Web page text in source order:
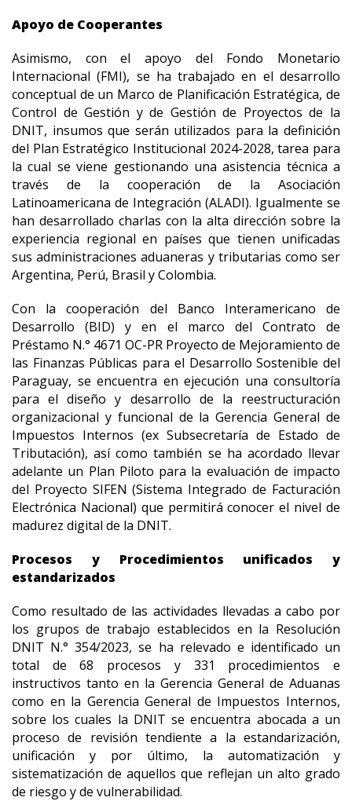
Apoyo de Cooperantes
Asimismo, con el apoyo del Fondo Monetario
Internacional (FMI), se ha trabajado en el desarrollo
conceptual de un Marco de Planificación Estratégica, de
Control de Gestión y de Gestión de Proyectos de la
DNIT, insumos que serán utilizados para la definición
del Plan Estratégico Institucional 2024-2028, tarea para
la cual se viene gestionando una asistencia técnica a
través de la cooperación de la Asociación
Latinoamericana de Integración (ALADI). Igualmente se
han desarrollado charlas con la alta dirección sobre la
experiencia regional en países que tienen unificadas
sus administraciones aduaneras y tributarias como ser
Argentina, Perú, Brasil y Colombia.
Con la cooperación del Banco Interamericano de
Desarrollo (BID) y en el marco del Contrato de
Préstamo N.° 4671 OC-PR Proyecto de Mejoramiento de
las Finanzas Públicas para el Desarrollo Sostenible del
Paraguay, se encuentra en ejecución una consultoría
para el diseño y desarrollo de la reestructuración
organizacional y funcional de la Gerencia General de
Impuestos Internos (ex Subsecretaría de Estado de
Tributación), así como también se ha acordado llevar
adelante un Plan Piloto para la evaluación de impacto
del Proyecto SIFEN (Sistema Integrado de Facturación
Electrónica Nacional) que permitirá conocer el nivel de
madurez digital de la DNIT.
Procesos y Procedimientos unificados y
estandarizados
Como resultado de las actividades llevadas a cabo por
los grupos de trabajo establecidos en la Resolución
DNIT N.° 354/2023, se ha relevado e identificado un
total de 68 procesos y 331 procedimientos e
instructivos tanto en la Gerencia General de Aduanas
como en la Gerencia General de Impuestos Internos,
sobre los cuales la DNIT se encuentra abocada a un
proceso de revisión tendiente a la estandarización,
unificación y por último, la automatización y
sistematización de aquellos que reflejan un alto grado
de riesgo y de vulnerabilidad.